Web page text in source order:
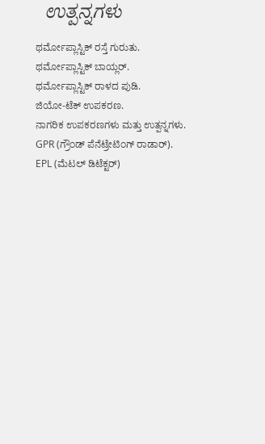
ಉತ್ಪನ್ನಗಳು
ಥರ್ಮೋಪ್ಲಾಸ್ಟಿಕ್ ರಸ್ತೆ ಗುರುತು.
ಥರ್ಮೋಪ್ಲಾಸ್ಟಿಕ್ ಬಾಯ್ಲರ್.
ಥರ್ಮೋಪ್ಲಾಸ್ಟಿಕ್ ರಾಳದ ಪುಡಿ.
ಜಿಯೋ-ಟೆಕ್ ಉಪಕರಣ.
ನಾಗರಿಕ ಉಪಕರಣಗಳು ಮತ್ತು ಉತ್ಪನ್ನಗಳು.
GPR (ಗ್ರೌಂಡ್ ಪೆನೆಟ್ರೇಟಿಂಗ್ ರಾಡಾರ್).
EPL (ಮೆಟಲ್ ಡಿಟೆಕ್ಟರ್)